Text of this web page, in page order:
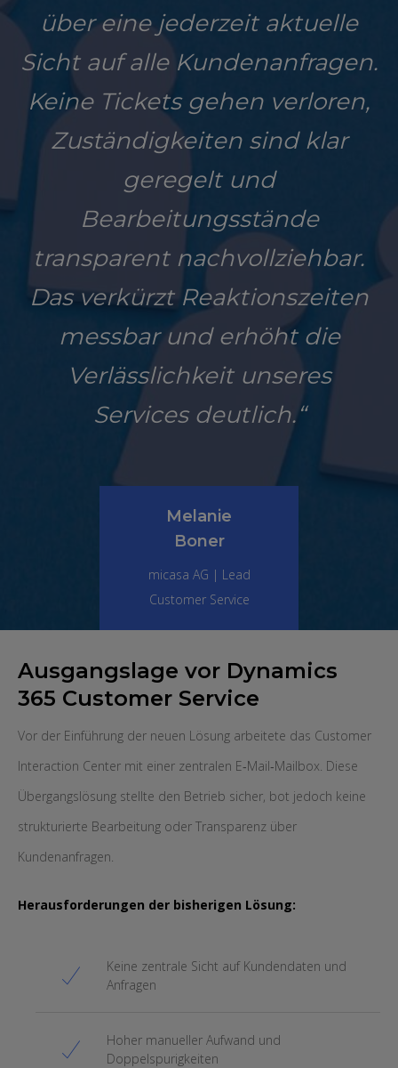
Melanie
Boner
micasa AG | Lead
Customer Service
über eine jederzeit aktuelle
Sicht auf alle Kundenanfragen.
Keine Tickets gehen verloren,
Zuständigkeiten sind klar
geregelt und
Bearbeitungsstände
transparent nachvollziehbar.
Das verkürzt Reaktionszeiten
messbar und erhöht die
Verlässlichkeit unseres
Services deutlich.“
Ausgangslage vor Dynamics
365 Customer Service
Vor der Einführung der neuen Lösung arbeitete das Customer
Interaction Center mit einer zentralen E‑Mail‑Mailbox. Diese
Übergangslösung stellte den Betrieb sicher, bot jedoch keine
strukturierte Bearbeitung oder Transparenz über
Kundenanfragen.
Herausforderungen der bisherigen Lösung:
Keine zentrale Sicht auf Kundendaten und
Anfragen
Hoher manueller Aufwand und
Doppelspurigkeiten